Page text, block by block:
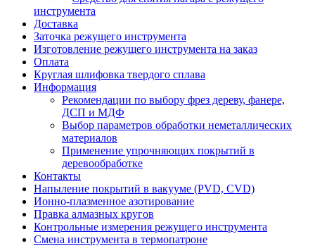
инструмента
Доставка
Заточка режущего инструмента
Изготовление режущего инструмента на заказ
Оплата
Круглая шлифовка твердого сплава
Информация
Рекомендации по выбору фрез дереву, фанере,
ДСП и МДФ
Выбор параметров обработки неметаллических
материалов
Применение упрочняющих покрытий в
деревообработке
Контакты
Напыление покрытий в вакууме (PVD, CVD)
Ионно-плазменное азотирование
Правка алмазных кругов
Контрольные измерения режущего инструмента
Смена инструмента в термопатроне